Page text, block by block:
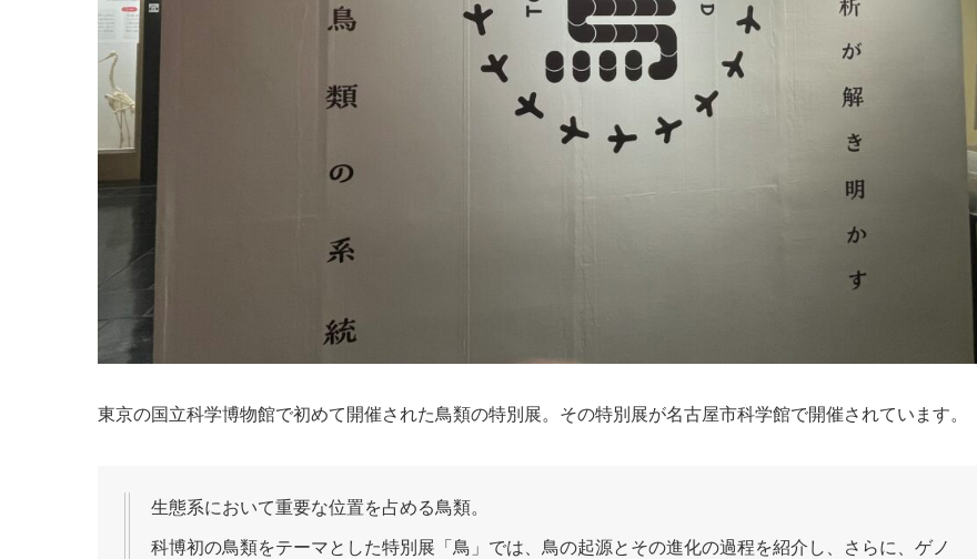
東京の国立科学博物館で初めて開催された鳥類の特別展。その特別展が名古屋市科学館で開催されています。
生態系において重要な位置を占める鳥類。
科博初の鳥類をテーマとした特別展「鳥」では、鳥の起源とその進化の過程を紹介し、さらに、ゲノ